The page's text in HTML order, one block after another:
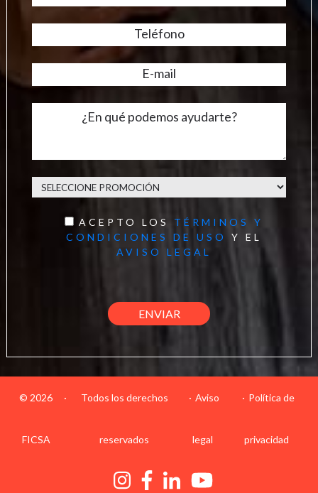
ACEPTO LOS TÉRMINOS Y
CONDICIONES DE USO
Y EL
AVISO LEGAL
© 2026
FICSA
· Todos los derechos
reservados
Aviso
legal
Política de
privacidad